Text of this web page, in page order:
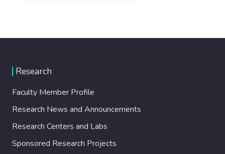
Research
Faculty Member Profile
Research News and Announcements
Research Centers and Labs
Sponsored Research Projects